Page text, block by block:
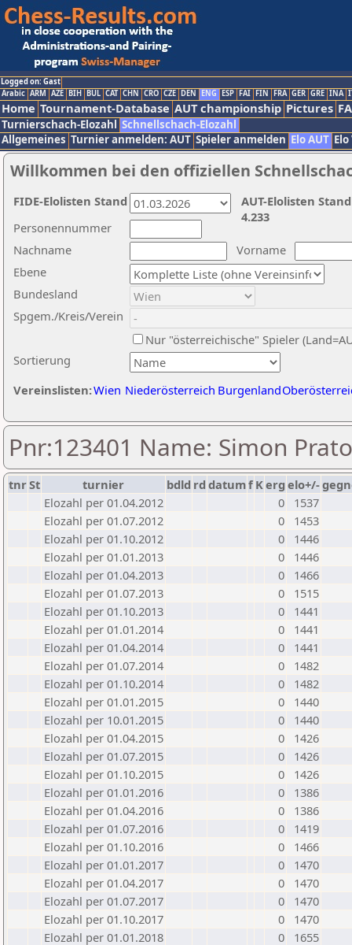
Logged on: Gast
Arabic ARM AZE BIH BUL CAT CHN CRO CZE DEN ENG ESP FAI FIN FRA GER GRE INA
Home Tournament-Database AUT championship Pictures
Turnierschach-Elozahl Schnellschach-Elozahl
Allgemeines Turnier anmelden: AUT Spieler anmelden Elo AUT
Willkommen bei den offiziellen
Nachname
Vorname
Ebene
Sortierung
Personennummer
Bundesland
Spgem./Kreis/Verein
Nur "österreichische" Spieler
Vereinslisten:Wien Niederösterreich Burgenland
AUT-Elolisten
4.233
FIDE-Elolisten Stand
Pnr:123401 Name: Simon Prato
tnrSt turnier bdld rd datumf Kerg elo+/-
Elozahl per 01.04.2012
0
1537
Elozahl per 01.07.2012
0
1453
Elozahl per 01.10.2012
0
1446
Elozahl per 01.01.2013
0
1446
Elozahl per 01.04.2013
0
1466
Elozahl per 01.07.2013
0
1515
Elozahl per 01.10.2013
0
1441
Elozahl per 01.01.2014
0
1441
Elozahl per 01.04.2014
0
1441
Elozahl per 01.07.2014
0
1482
Elozahl per 01.10.2014
0
1482
Elozahl per 01.01.2015
0
1440
Elozahl per 10.01.2015
0
1440
Elozahl per 01.04.2015
0
1426
Elozahl per 01.07.2015
0
1426
Elozahl per 01.10.2015
0
1426
Elozahl per 01.01.2016
0
1386
Elozahl per 01.04.2016
0
1386
Elozahl per 01.07.2016
0
1419
Elozahl per 01.10.2016
0
1466
Elozahl per 01.01.2017
0
1470
Elozahl per 01.04.2017
0
1470
Elozahl per 01.07.2017
0
1470
Elozahl per 01.10.2017
0
1470
Elozahl per 01.01.2018
0
1655